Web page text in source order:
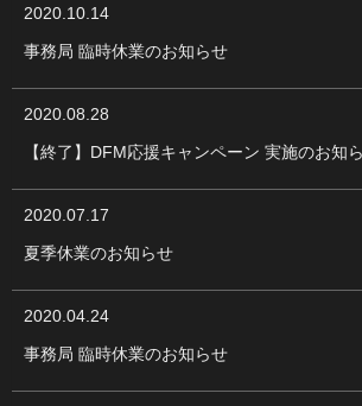
2020.10.14
事務局 臨時休業のお知らせ
2020.08.28
【終了】DFM応援キャンペーン 実施のお知
2020.07.17
夏季休業のお知らせ
2020.04.24
事務局 臨時休業のお知らせ